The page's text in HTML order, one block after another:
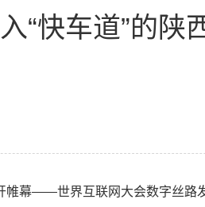
“快车道”的陕
帷幕——世界互联网大会数字丝路